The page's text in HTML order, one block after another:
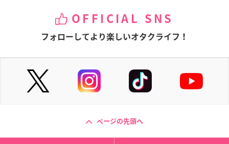
OFFICIAL SNS
フォローしてより楽しいオタクライフ！
ページの先頭へ